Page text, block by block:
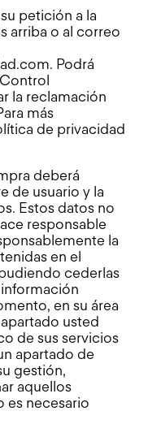
petición a la
arriba o al correo
Podrá
la reclamación
más
de privacidad
deberá
de usuario y la
Estos datos no
responsable
la
en el
cederlas
en su área
usted
de sus servicios
apartado de
gestión,
aquellos
es necesario